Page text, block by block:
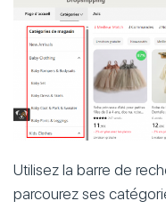
Utilisez la barre de
parcourez ses